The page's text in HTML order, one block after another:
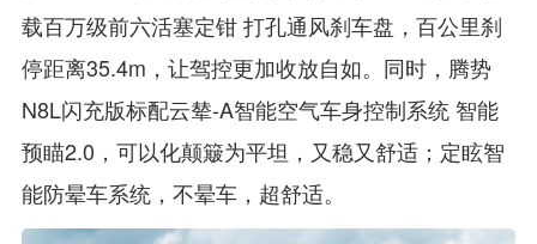
载百万级前六活塞定钳 打孔通风刹车盘，百公里刹
停距离35.4m，让驾控更加收放自如。同时，腾势
N8L闪充版标配云辇-A智能空气车身控制系统 智能
预瞄2.0，可以化颠簸为平坦，又稳又舒适；定眩智
能防晕车系统，不晕车，超舒适。